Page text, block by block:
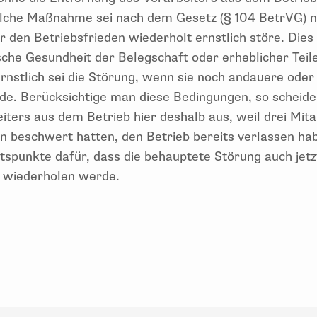
Maßnahme sei nach dem Gesetz (§ 104 BetrVG)
den Betriebsfrieden wiederholt ernstlich störe. Dies
Gesundheit der Belegschaft oder erheblicher
sei die Störung, wenn sie noch andauere
Berücksichtige man diese Bedingungen, so
aus dem Betrieb hier deshalb aus, weil drei
beschwert hatten, den Betrieb bereits verlassen
dafür, dass die behauptete Störung auch
wiederholen werde.